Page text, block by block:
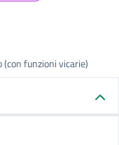
(con funzioni vicarie)